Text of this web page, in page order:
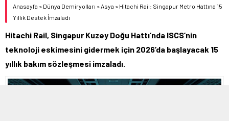
Anasayfa » Dünya Demiryolları »Asya » Hitachi Rail: Singapur Metro Hattına 15
Yıllık Destek İmzaladı
Hitachi Rail, Singapur Kuzey Doğu Hattı’nda ISCS’nin
teknoloji eskimesini gidermek için 2026’da başlayacak 15
yıllık bakım sözleşmesi imzaladı.